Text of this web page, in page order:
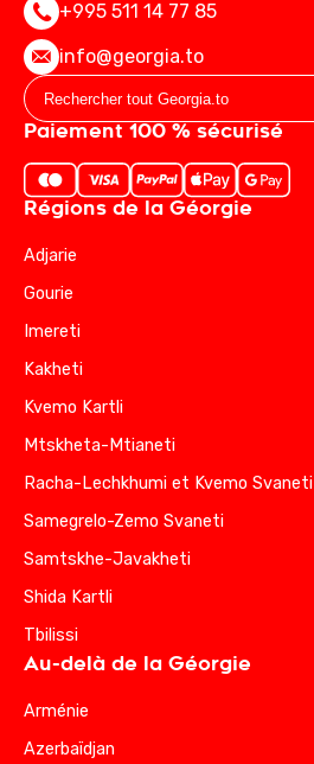
+995 511 14 77 85
info@georgia.to
Paiement 100 % sécurisé
Régions de la Géorgie
Adjarie
Gourie
Imereti
Kakheti
Kvemo Kartli
Mtskheta-Mtianeti
Racha-Lechkhumi et Kvemo Svaneti
Samegrelo-Zemo Svaneti
Samtskhe-Javakheti
Shida Kartli
Tbilissi
Au-delà de la Géorgie
Arménie
Azerbaïdjan